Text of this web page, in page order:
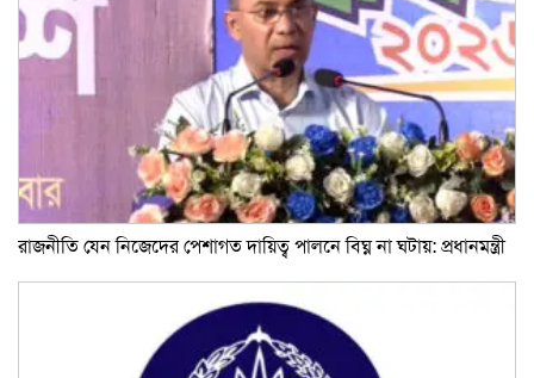
রাজনীতি যেন নিজেদের পেশাগত দায়িত্ব পালনে বিঘ্ন না ঘটায়: প্রধানমন্ত্রী